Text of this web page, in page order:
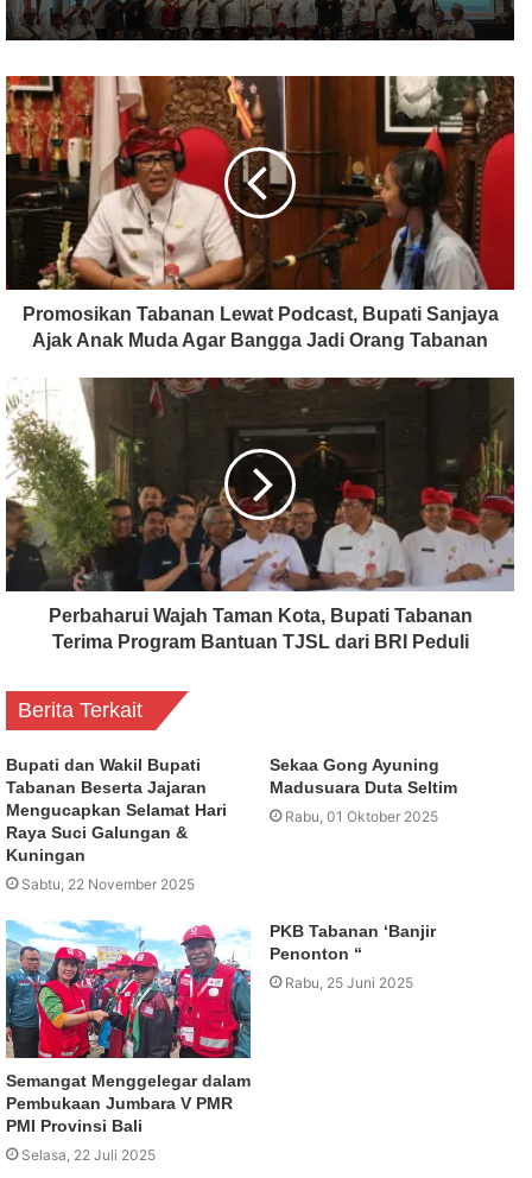
Promosikan Tabanan Lewat Podcast, Bupati Sanjaya
Ajak Anak Muda Agar Bangga Jadi Orang Tabanan
Perbaharui Wajah Taman Kota, Bupati Tabanan
Terima Program Bantuan TJSL dari BRI Peduli
Berita Terkait
Bupati dan Wakil Bupati
Tabanan Beserta Jajaran
Mengucapkan Selamat Hari
Raya Suci Galungan &
Kuningan
Sabtu, 22 November 2025
Sekaa Gong Ayuning
Madusuara Duta Seltim
Rabu, 01 Oktober 2025
Semangat Menggelegar dalam
Pembukaan Jumbara V PMR
PMI Provinsi Bali
Selasa, 22 Juli 2025
PKB Tabanan ‘Banjir
Penonton “
Rabu, 25 Juni 2025